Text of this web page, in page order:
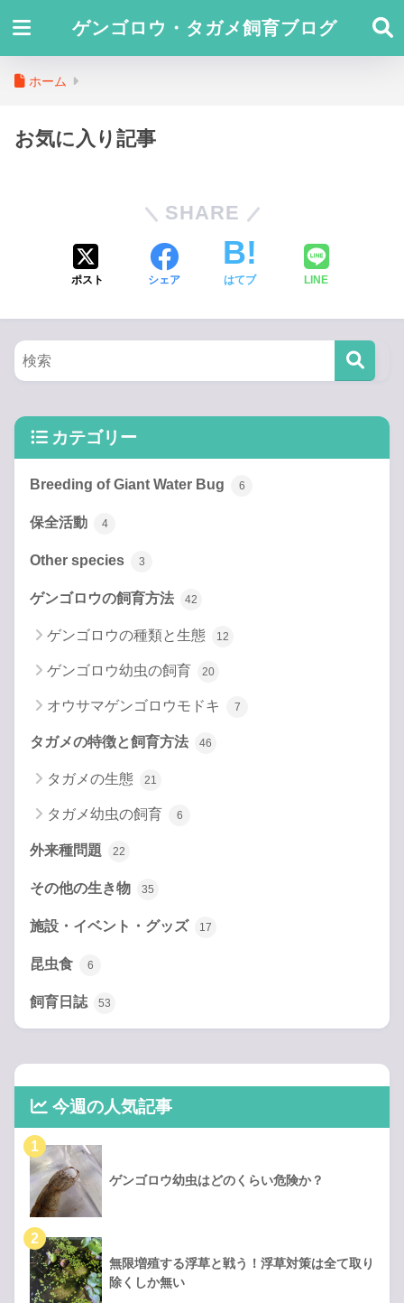
ゲンゴロウ・タガメ飼育ブログ
ホーム
お気に入り記事
SHARE
ポスト シェア はてブ LINE
カテゴリー
Breeding of Giant Water Bug 6
保全活動 4
Other species 3
ゲンゴロウの飼育方法 42
ゲンゴロウの種類と生態 12
ゲンゴロウ幼虫の飼育 20
オウサマゲンゴロウモドキ 7
タガメの特徴と飼育方法 46
タガメの生態 21
タガメ幼虫の飼育 6
外来種問題 22
その他の生き物 35
施設・イベント・グッズ 17
昆虫食 6
飼育日誌 53
今週の人気記事
ゲンゴロウ幼虫はどのくらい危険か？
無限増殖する浮草と戦う！浮草対策は全て取り
除くしか無い